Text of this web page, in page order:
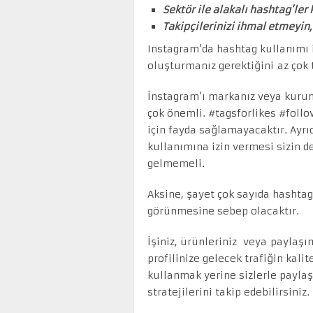
Sektör ile alakalı hashtag’ler
Takipçilerinizi ihmal
Instagram’da hashtag
oluşturmanız gerektiğini az
İnstagram’ı markanız veya
çok önemli. #tagsforlikes
için fayda sağlamayacaktır.
kullanımına izin vermesi sizin
gelmemeli.
Aksine, şayet çok sayıda
görünmesine sebep olacaktır.
İşiniz, ürünleriniz veya
profilinize gelecek trafiğin
kullanmak yerine sizlerle
stratejilerini takip edebilirsiniz.